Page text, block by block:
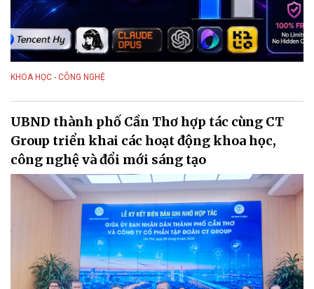
KHOA HỌC - CÔNG NGHỆ
UBND thành phố Cần Thơ hợp tác cùng CT
Group triển khai các hoạt động khoa học,
công nghệ và đổi mới sáng tạo